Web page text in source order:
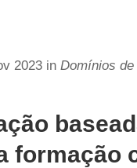
2023 in Domínios
formação